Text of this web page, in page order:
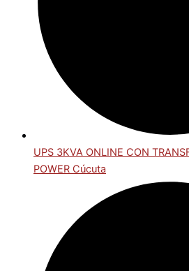
UPS 3KVA ONLINE CON
POWER Cúcuta